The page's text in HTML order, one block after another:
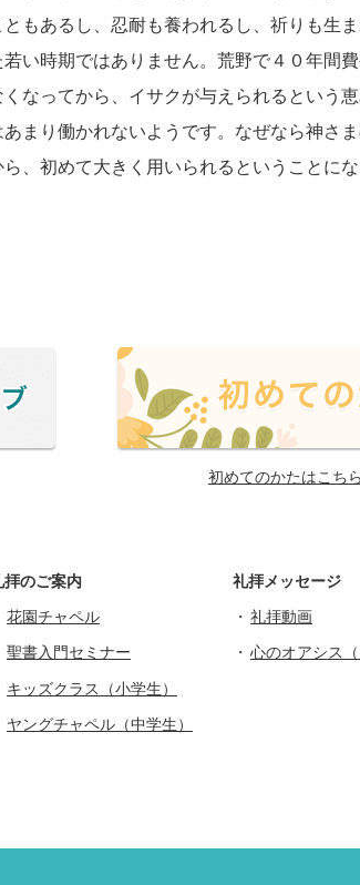
もあるし、忍耐も養われるし、祈りも生ま
い時期ではありません。荒野で４０年間
なってから、イサクが与えられるという
まり働かれないようです。なぜなら神さ
、初めて大きく用いられるということに
初めてのかたはこち
拝のご案内
花園チャペル
聖書入門セミナー
キッズクラス（小学生）
ヤングチャペル（中学生）
礼拝メッセージ
礼拝動画
心のオアシス（